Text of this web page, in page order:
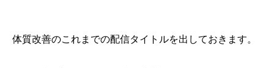
体質改善のこれまでの配信タイトルを出しておきます。